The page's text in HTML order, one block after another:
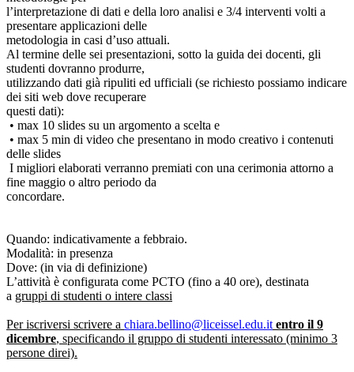
l’interpretazione di dati e della loro analisi e 3/4 interventi volti a
presentare applicazioni delle
metodologia in casi d’uso attuali.
Al termine delle sei presentazioni, sotto la guida dei docenti, gli
studenti dovranno produrre,
utilizzando dati già ripuliti ed ufficiali (se richiesto possiamo indicare
dei siti web dove recuperare
questi dati):
• max 10 slides su un argomento a scelta e
• max 5 min di video che presentano in modo creativo i contenuti
delle slides
I migliori elaborati verranno premiati con una cerimonia attorno a
fine maggio o altro periodo da
concordare.
Quando: indicativamente a febbraio.
Modalità: in presenza
Dove: (in via di definizione)
L’attività è configurata come PCTO (fino a 40 ore), destinata
a gruppi di studenti o intere classi
Per iscriversi scrivere a chiara.bellino@liceissel.edu.it entro il 9
dicembre, specificando il gruppo di studenti interessato (minimo 3
persone direi).